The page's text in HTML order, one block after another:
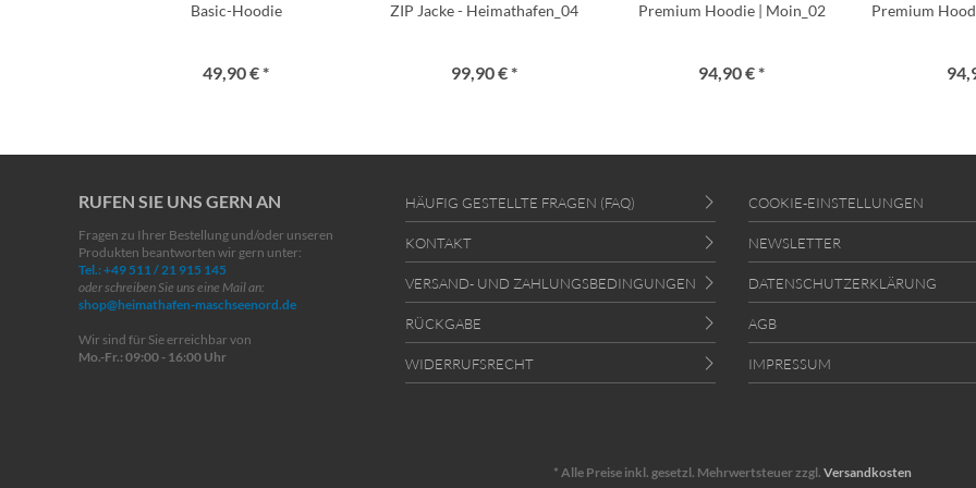
Basic-Hoodie
49,90 € *
ZIP Jacke - Heimathafen_04
99,90 € *
Premium Hoodie | Moin_02
94,90 € *
Premium
RUFEN SIE UNS GERN AN
Fragen zu Ihrer Bestellung und/oder unseren
Produkten beantworten wir gern unter:
Tel.: +49 511 / 21 915 145
oder schreiben Sie uns eine Mail an:
shop@heimathafen-maschseenord.de
Wir sind für Sie erreichbar von
Mo.-Fr.: 09:00 - 16:00 Uhr
HÄUFIG GESTELLTE FRAGEN (FAQ)
KONTAKT
VERSAND- UND ZAHLUNGSBEDINGUNGEN
RÜCKGABE
WIDERRUFSRECHT
COOKIE-EINSTELLUNGEN
NEWSLETTER
DATENSCHUTZERKLÄRUNG
AGB
IMPRESSUM
* Alle Preise inkl. gesetzl. Mehrwertsteuer zzgl. Versandkosten